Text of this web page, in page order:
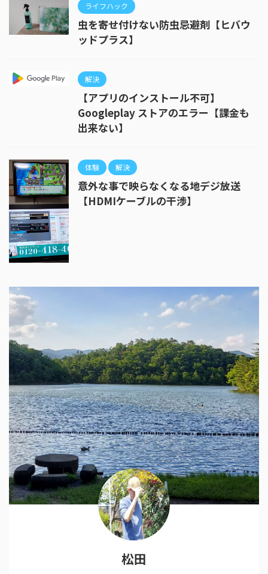
ライフハック
虫を寄せ付けない防虫忌避剤【ヒバウ
ッドプラス】
解決
【アプリのインストール不可】
Googleplay ストアのエラー【課金も
出来ない】
体験 解決
意外な事で映らなくなる地デジ放送
【HDMIケーブルの干渉】
松田